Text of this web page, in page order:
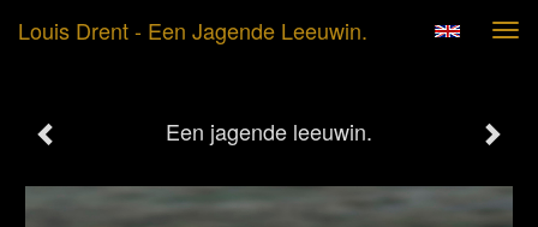
Louis Drent - Een Jagende Leeuwin.
Een jagende leeuwin.